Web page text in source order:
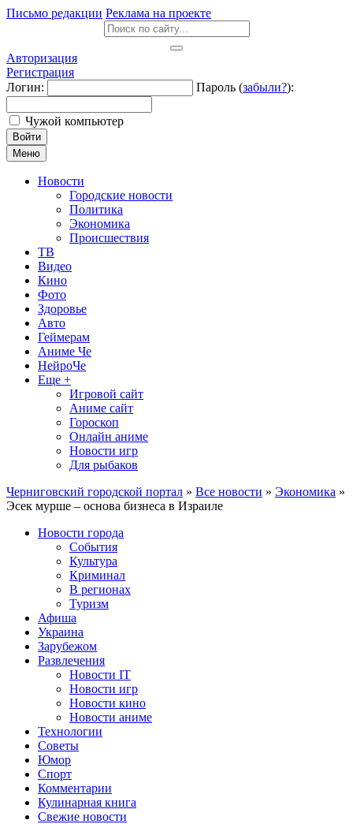
Письмо редакции Реклама на проекте
Авторизация
Регистрация
Логин:
Пароль (забыли?):
Чужой компьютер
Войти
Меню
Новости
Городские новости
Политика
Экономика
Происшествия
ТВ
Видео
Кино
Фото
Здоровье
Авто
Геймерам
Аниме Че
НейроЧе
Еще +
Игровой сайт
Аниме сайт
Гороскоп
Онлайн аниме
Новости игр
Для рыбаков
Черниговский городской портал » Все новости » Экономика »
Эсек мурше – основа бизнеса в Израиле
Новости города
События
Культура
Криминал
В регионах
Туризм
Афиша
Украина
Зарубежом
Развлечения
Новости IT
Новости игр
Новости кино
Новости аниме
Технологии
Советы
Юмор
Спорт
Комментарии
Кулинарная книга
Свежие новости